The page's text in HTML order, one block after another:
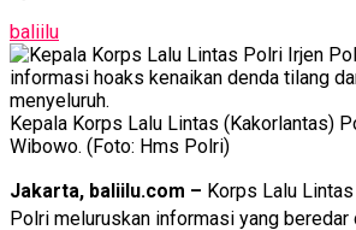
baliilu
Kepala Korps Lalu Lintas (Kakorlantas)
Wibowo. (Foto: Hms Polri)
Jakarta, baliilu.com – Korps Lalu
Polri meluruskan informasi yang